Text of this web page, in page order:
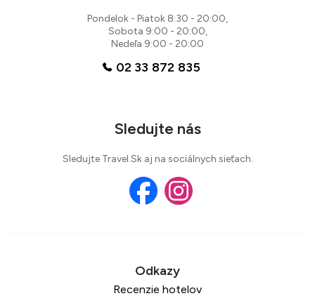
Pondelok - Piatok 8:30 - 20:00,
Sobota 9:00 - 20:00,
Nedeľa 9:00 - 20:00
02 33 872 835
Sledujte nás
Sledujte Travel.Sk aj na sociálnych sieťach.
Recenzie hotelov